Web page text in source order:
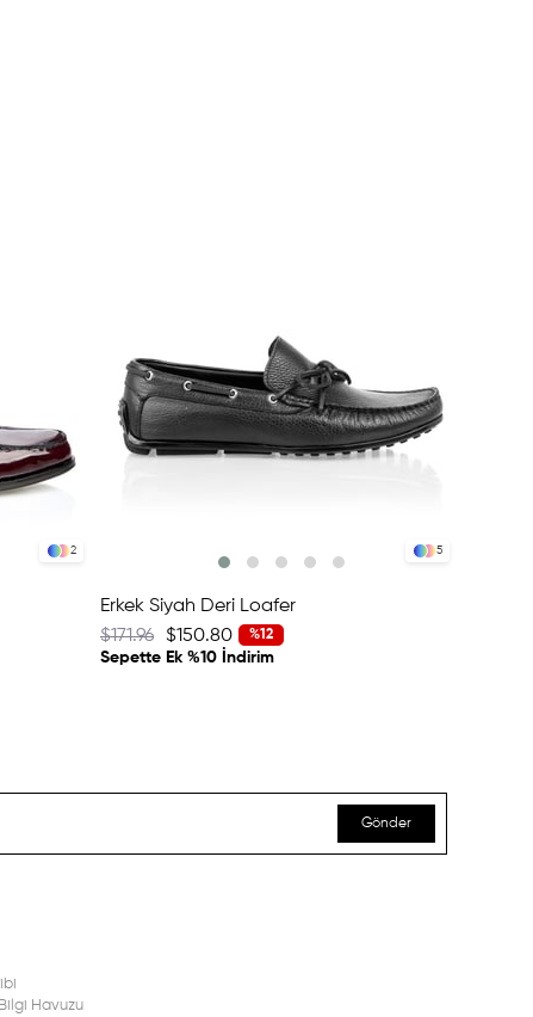
2 5
Erkek Siyah Deri Loafer
%12
$150.80
$171.96
Sepette Ek %10 İndirim
Gönder
Havuzu